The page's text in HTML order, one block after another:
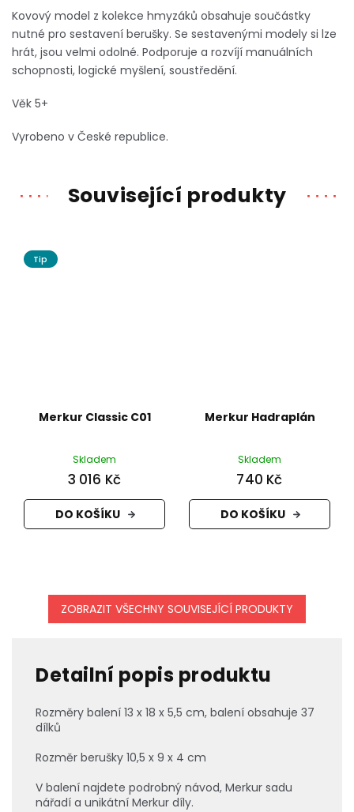
Kovový model z kolekce hmyzáků obsahuje součástky
nutné pro sestavení berušky. Se sestavenými modely si lze
hrát, jsou velmi odolné. Podporuje a rozvíjí manuálních
schopnosti, logické myšlení, soustředění.
Věk 5+
Vyrobeno v České republice.
Související produkty
Tip
Merkur Classic C01
Skladem
3 016 Kč
DO KOŠÍKU
Merkur Hadraplán
Skladem
740 Kč
DO KOŠÍKU
ZOBRAZIT VŠECHNY SOUVISEJÍCÍ PRODUKTY
Detailní popis produktu
Rozměry balení 13 x 18 x 5,5 cm, balení obsahuje 37
dílků
Rozměr berušky 10,5 x 9 x 4 cm
V balení najdete podrobný návod, Merkur sadu
nářadí a unikátní Merkur díly.